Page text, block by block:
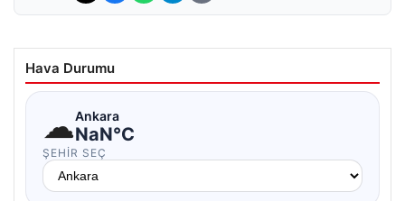
Hava Durumu
☁Ankara
NaN°C
ŞEHIR SEÇ